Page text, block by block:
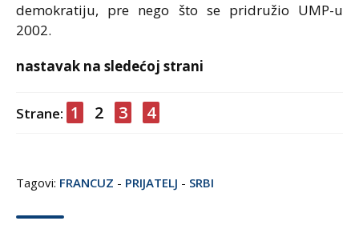
demokratiju, pre nego što se pridružio UMP-u
2002.
nastavak na sledećoj strani
Strane: 1 2 3 4
Tagovi: FRANCUZ - PRIJATELJ - SRBI